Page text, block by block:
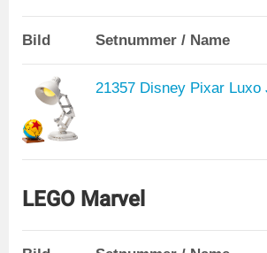
Bild Setnummer / Name
21357 Disney Pixar Luxo
LEGO Marvel